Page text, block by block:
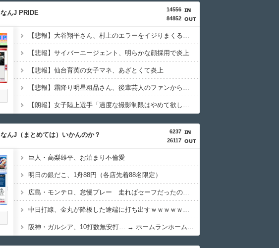
14556
84852
なんJ PRIDE
【悲報】大谷翔平さん、村上のエラーをイジりまくるほどの人間性だった…
【悲報】サイバーエージェント、明らかな顔採用で炎上
【悲報】仙台育英の女子マネ、あざとくて炎上
【悲報】霜降り明星粗品さん、後輩芸人のファンから苦言を呈されブチギレ発狂…
【朗報】女子陸上選手「過度な撮影制限はやめて欲しい、私のお尻は問題ない」
6237
26117
なんJ（まとめては）いかんのか？
巨人・高梨雄平、お泊まり不倫愛
明日の銀だこ、1舟88円（各店先着88名限定）
広島・モンテロ、怠慢プレー 走ればセーフだったのに途中でベンチへ帰ろうとしてしまうｗｗｗｗ
中日打線、金丸が降板した途端に打ち出すｗｗｗｗｗｗｗｗ
阪神・ガルシア、10打数無安打… → ホームランホームランｗｗｗｗ